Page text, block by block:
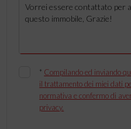
* Compilando ed inviando
il trattamento dei miei dati
normativa e confermo di
privacy.